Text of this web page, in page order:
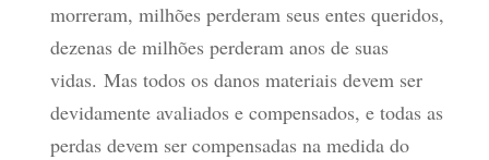
morreram, milhões perderam seus entes queridos,
dezenas de milhões perderam anos de suas
vidas. Mas todos os danos materiais devem ser
devidamente avaliados e compensados, e todas as
perdas devem ser compensadas na medida do